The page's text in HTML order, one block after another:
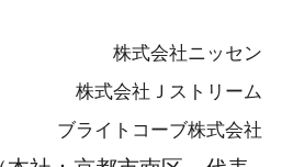
株式会社ニッセン
株式会社Ｊストリーム
ブライトコーブ株式会社